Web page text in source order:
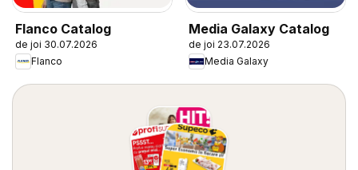
Flanco Catalog
de joi 30.07.2026
Flanco
Media Galaxy Catalog
de joi 23.07.2026
Media Galaxy